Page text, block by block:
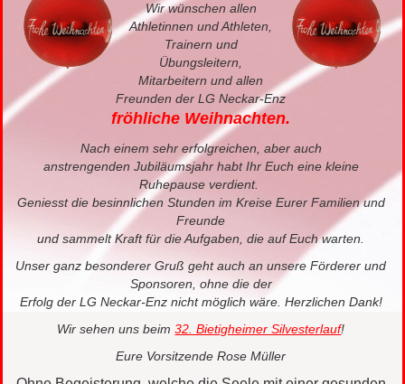
Wir wünschen allen
Athletinnen und Athleten,
Trainern und
Übungsleitern,
Mitarbeitern und allen
Freunden der LG Neckar-Enz
fröhliche Weihnachten.
Nach einem sehr erfolgreichen, aber auch
anstrengenden Jubiläumsjahr habt Ihr Euch eine kleine
Ruhepause verdient.
Geniesst die besinnlichen Stunden im Kreise Eurer Familien und
Freunde
und sammelt Kraft für die Aufgaben, die auf Euch warten.
Unser ganz besonderer Gruß geht auch an unsere Förderer und
Sponsoren, ohne die der
Erfolg der LG Neckar-Enz nicht möglich wäre. Herzlichen Dank!
Wir sehen uns beim32. Bietigheimer Silvesterlauf!
Eure Vorsitzende Rose Müller